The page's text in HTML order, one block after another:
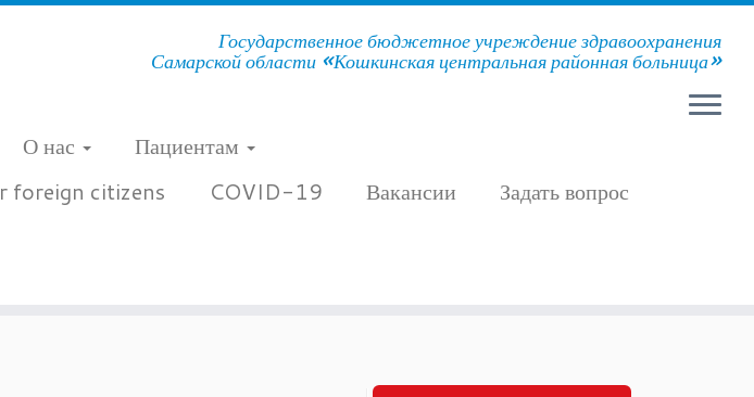
Государственное бюджетное учреждение здравоохранения
Самарской области «Кошкинская центральная районная больница»
О нас
Пациентам
foreign citizens
COVID-19 Вакансии Задать вопрос